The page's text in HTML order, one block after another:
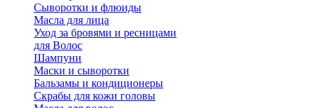
Сыворотки и флюиды
Масла для лица
Уход за бровями и ресницами
для Волос
Шампуни
Маски и сыворотки
Бальзамы и кондиционеры
Скрабы для кожи головы